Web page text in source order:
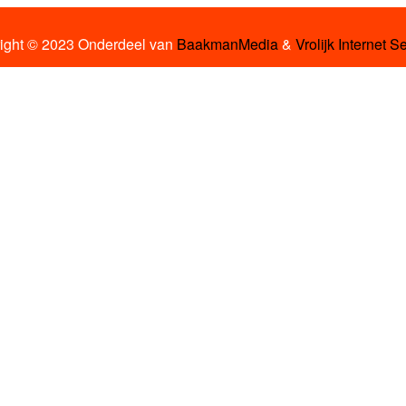
© 2023 Onderdeel van BaakmanMedia& Vrolijk Internet